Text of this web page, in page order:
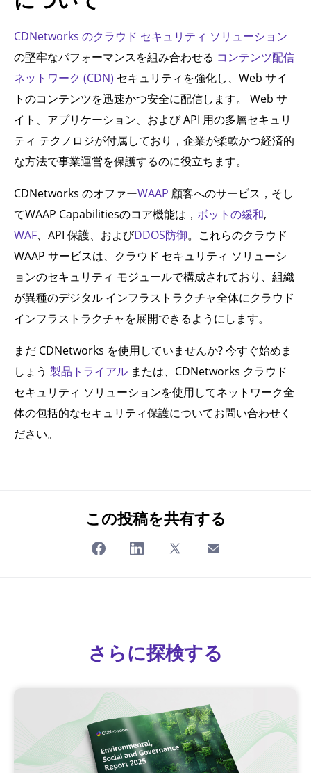
CDNetworks のクラウド セキュリティ ソリューション
の堅牢なパフォーマンスを組み合わせる コンテンツ配信
ネットワーク (CDN) セキュリティを強化し、Web サイ
トのコンテンツを迅速かつ安全に配信します。 Web サ
イト、アプリケーション、および API 用の多層セキュリ
ティ テクノロジが付属しており，企業が柔軟かつ経済的
な方法で事業運営を保護するのに役立ちます。
CDNetworks のオファーWAAP 顧客へのサービス，そし
てWAAP Capabilitiesのコア機能は， ボットの緩和,
WAF、API 保護、およびDDOS防御。これらのクラウド
WAAP サービスは、クラウド セキュリティ ソリューシ
ョンのセキュリティ モジュールで構成されており、組織
が異種のデジタル インフラストラクチャ全体にクラウド
インフラストラクチャを展開できるようにします。
まだ CDNetworks を使用していませんか? 今すぐ始めま
しょう 製品トライアル または、CDNetworks クラウド
セキュリティ ソリューションを使用してネットワーク全
体の包括的なセキュリティ保護についてお問い合わせく
ださい。
この投稿を共有する
さらに探検する